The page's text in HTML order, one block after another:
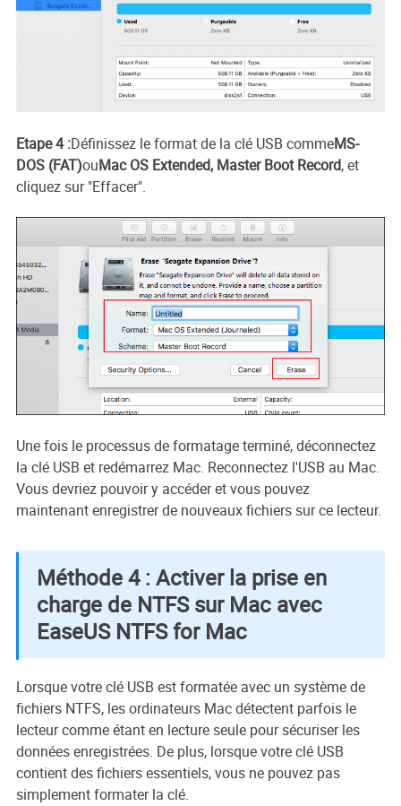
Etape 4 :Définissez le format de la clé USB commeMS-
DOS (FAT)ouMac OS Extended, Master Boot Record, et
cliquez sur "Effacer".
Une fois le processus de formatage terminé, déconnectez
la clé USB et redémarrez Mac. Reconnectez l'USB au Mac.
Vous devriez pouvoir y accéder et vous pouvez
maintenant enregistrer de nouveaux fichiers sur ce lecteur.
Méthode 4 : Activer la prise en
charge de NTFS sur Mac avec
EaseUS NTFS for Mac
Lorsque votre clé USB est formatée avec un système de
fichiers NTFS, les ordinateurs Mac détectent parfois le
lecteur comme étant en lecture seule pour sécuriser les
données enregistrées. De plus, lorsque votre clé USB
contient des fichiers essentiels, vous ne pouvez pas
simplement formater la clé.